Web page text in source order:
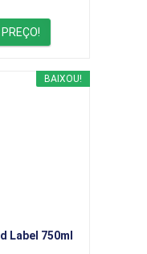
BAIXOU!
Label 750ml